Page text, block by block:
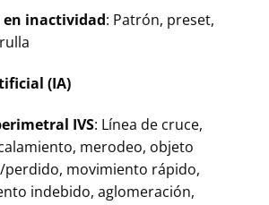
inactividad: Patrón, preset,
(IA)
IVS: Línea de cruce,
merodeo, objeto
movimiento rápido,
indebido, aglomeración,